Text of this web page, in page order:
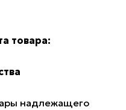
товара:
надлежащего